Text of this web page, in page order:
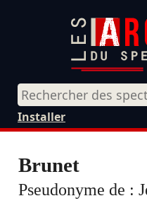
Installer
Brunet
Pseudonyme de :